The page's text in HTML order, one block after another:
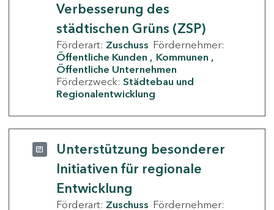
Verbesserung des
städtischen Grüns (ZSP)
Förderart: Zuschuss Fördernehmer:
Öffentliche Kunden
Kommunen
Öffentliche Unternehmen
Förderzweck: Städtebau und
Regionalentwicklung
Unterstützung besonderer
Initiativen für regionale
Entwicklung
Förderart: Zuschuss Fördernehmer: